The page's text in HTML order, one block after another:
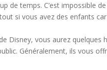
de temps. C’est impossible
si vous avez des enfants
Disney, vous aurez
Généralement, ils vous